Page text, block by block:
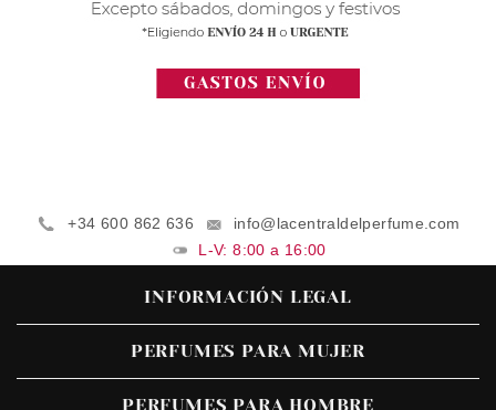
+34 600 862 636
info@lacentraldelperfume.com
L-V: 8:00 a 16:00
INFORMACIÓN LEGAL
PERFUMES PARA MUJER
PERFUMES PARA HOMBRE